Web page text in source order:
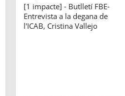
[1 impacte] - Butlletí FBE-
Entrevista a la degana de
l'ICAB, Cristina Vallejo